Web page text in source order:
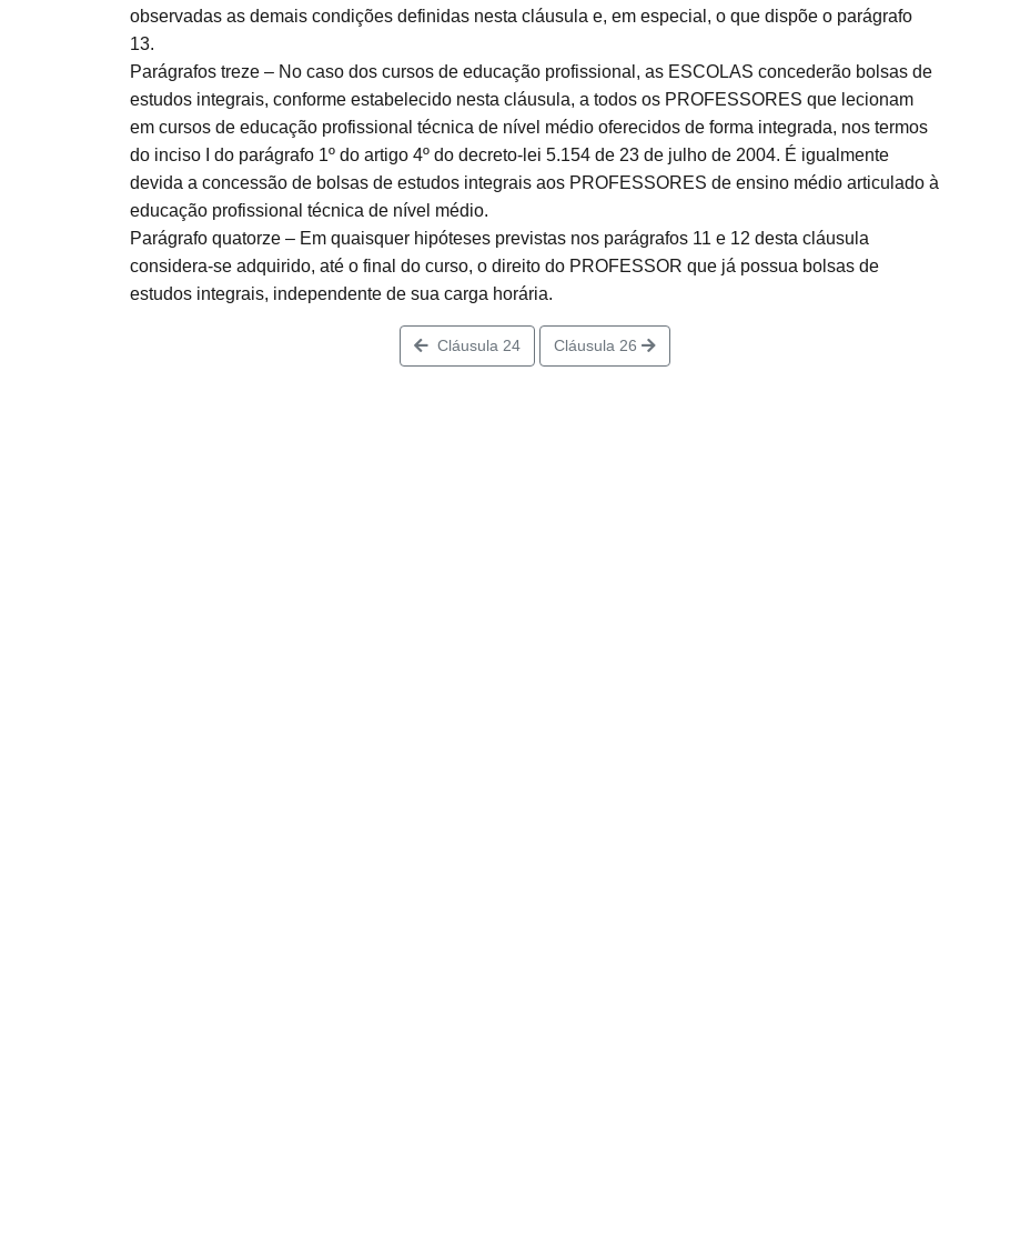
observadas as demais condições definidas nesta cláusula e, em especial, o que dispõe o parágrafo
13.
Parágrafos treze – No caso dos cursos de educação profissional, as ESCOLAS concederão bolsas de
estudos integrais, conforme estabelecido nesta cláusula, a todos os PROFESSORES que lecionam
em cursos de educação profissional técnica de nível médio oferecidos de forma integrada, nos termos
do inciso I do parágrafo 1º do artigo 4º do decreto-lei 5.154 de 23 de julho de 2004. É igualmente
devida a concessão de bolsas de estudos integrais aos PROFESSORES de ensino médio articulado à
educação profissional técnica de nível médio.
Parágrafo quatorze – Em quaisquer hipóteses previstas nos parágrafos 11 e 12 desta cláusula
considera-se adquirido, até o final do curso, o direito do PROFESSOR que já possua bolsas de
estudos integrais, independente de sua carga horária.
Cláusula 24 Cláusula 26